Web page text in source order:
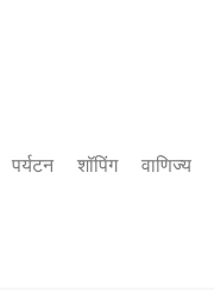
पर्यटन शॉपिंग वाणिज्य